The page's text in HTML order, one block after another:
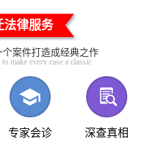
法律服务
案件打造成经典之作
make every case a classic
专家会诊 深查真相